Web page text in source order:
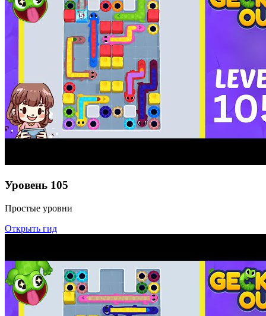
Уровень 105
Простые уровни
Открыть гид